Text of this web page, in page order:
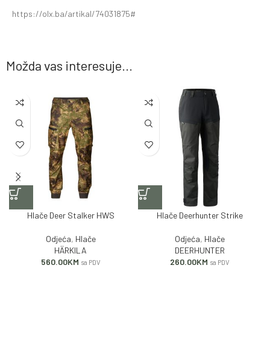
https://olx.ba/artikal/74031875#
Možda vas interesuje...
Hlače Deer Stalker HWS
Odjeća, Hlače
HÄRKILA
560.00KM sa PDV
Hlače Deerhunter Strike
Odjeća, Hlače
DEERHUNTER
260.00KM sa PDV